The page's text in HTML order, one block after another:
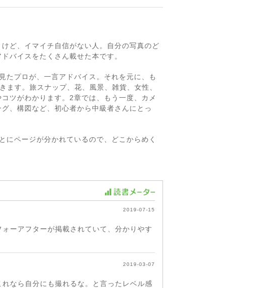
ど、イマイチ自信がない人。自分の写真のど
バイスをたくさん載せた本です。
たプロが、一言アドバイス。それを元に、も
す。旅スナップ、花、風景、雑貨、女性、
ツがわかります。2章では、もう一度、カメ
、構図など、初心者から中級者さんにとっ
ページが分かれているので、どこからめく
2019-07-15
ーアフターが掲載されていて、分かりやす
2019-03-07
なら自分にも撮れるな。と言ったレベル感